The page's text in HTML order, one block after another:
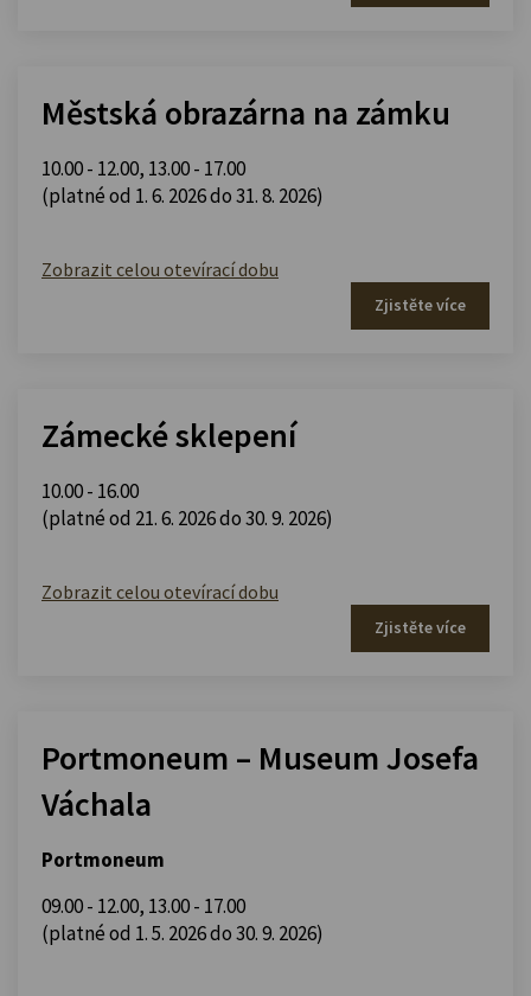
Městská obrazárna na zámku
10.00 - 12.00, 13.00 - 17.00
(platné od 1. 6. 2026 do 31. 8. 2026)
Zobrazit celou otevírací dobu
Zjistěte více
Zámecké sklepení
10.00 - 16.00
(platné od 21. 6. 2026 do 30. 9. 2026)
Zobrazit celou otevírací dobu
Zjistěte více
Portmoneum – Museum Josefa
Váchala
Portmoneum
09.00 - 12.00, 13.00 - 17.00
(platné od 1. 5. 2026 do 30. 9. 2026)